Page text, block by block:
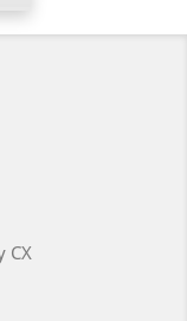
CX